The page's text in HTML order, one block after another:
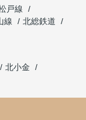
戸線
線
北総鉄道
北小金